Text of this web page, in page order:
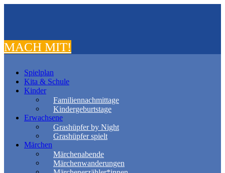
MACH MIT!
Spielplan
Kita & Schule
Kinder
Familiennachmittage
Kindergeburtstage
Erwachsene
Grashüpfer by Night
Grashüpfer spielt
Märchen
Märchenabende
Märchenwanderungen